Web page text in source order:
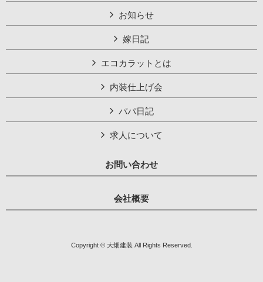
お知らせ
嫁日記
エコカラットとは
内装仕上げ会
パパ日記
求人について
お問い合わせ
会社概要
Copyright © 大畑建装 All Rights Reserved.